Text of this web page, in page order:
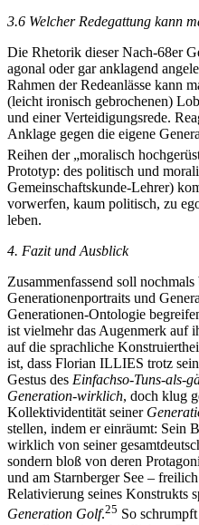
3.6 Welcher Redegattung kann
Die Rhetorik dieser Nach-68er
agonal oder gar anklagend
Rahmen der Redeanlässe kann
(leicht ironisch gebrochenen)
und einer Verteidigungsrede.
Anklage gegen die eigene
Reihen der „moralisch
Prototyp: des politisch und
Gemeinschaftskunde-Lehrer)
vorwerfen, kaum politisch, zu
leben.
4. Fazit und Ausblick
Zusammenfassend soll
Generationenportraits und
Generationen-Ontologie
ist vielmehr das Augenmerk auf
auf die sprachliche
ist, dass Florian ILLIES trotz
Gestus des Einfachso-Tuns-als-
Generation-wirklich, doch klug
Kollektividentität seiner
stellen, indem er einräumt: Sein
wirklich von seiner
sondern bloß von deren
und am Starnberger See –
Relativierung seines Konstrukts
Generation Golf.25 So